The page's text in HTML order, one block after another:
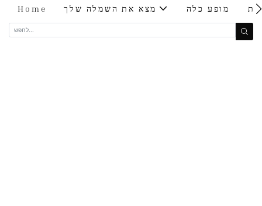
Home מצא את השמלה שלך מופע כלה